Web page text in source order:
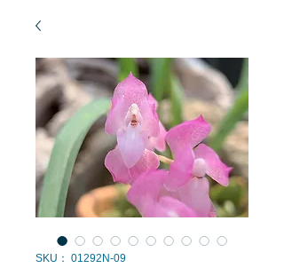
SKU： 01292N-09